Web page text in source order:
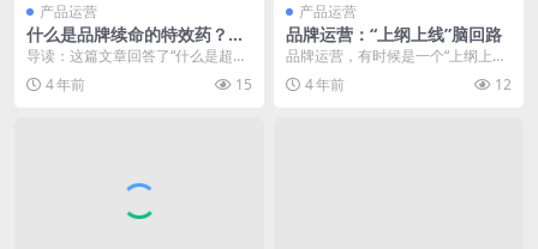
产品运营
什么是品牌续命的特效药？适
用新锐和传统品牌
导读：这篇文章回答了“什么是超级
单品”和“怎么打造超级单品”两个问
题，阐述了“打...
4 年前 15
产品运营
品牌运营：“上纲上线”脑回路
品牌运营，有时候是一个“上纲上线”
的过程，本质是一种提炼、升华、
包装的能力。本文...
4 年前 12